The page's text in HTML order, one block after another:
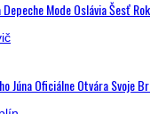
Mode Oslávia Šesť
Júna Oficiálne Otvára Svoje